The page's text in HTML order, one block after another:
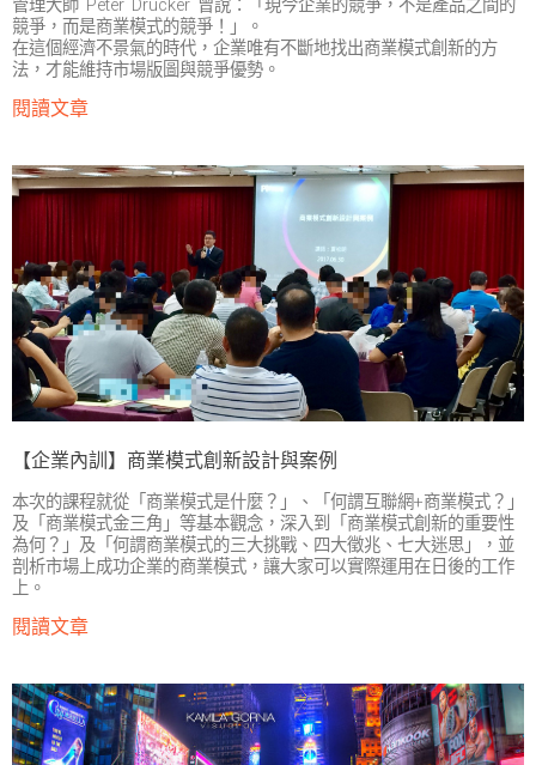
管理大師 Peter Drucker 曾說：「現今企業的競爭，不是產品之間的
競爭，而是商業模式的競爭！」。
在這個經濟不景氣的時代，企業唯有不斷地找出商業模式創新的方
法，才能維持市場版圖與競爭優勢。
閱讀文章
【企業內訓】商業模式創新設計與案例
本次的課程就從「商業模式是什麼？」、「何謂互聯網+商業模式？」
及「商業模式金三角」等基本觀念，深入到「商業模式創新的重要性
為何？」及「何謂商業模式的三大挑戰、四大徵兆、七大迷思」，並
剖析市場上成功企業的商業模式，讓大家可以實際運用在日後的工作
上。
閱讀文章